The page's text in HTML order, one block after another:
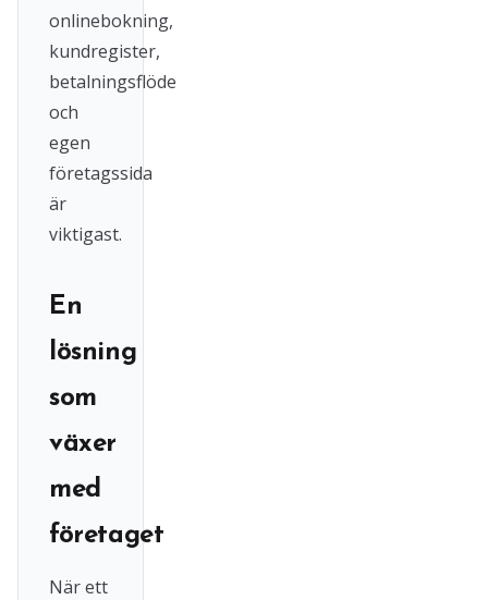
onlinebokning,
kundregister,
betalningsflöde
och
egen
företagssida
är
viktigast.
En
lösning
som
växer
med
företaget
När ett